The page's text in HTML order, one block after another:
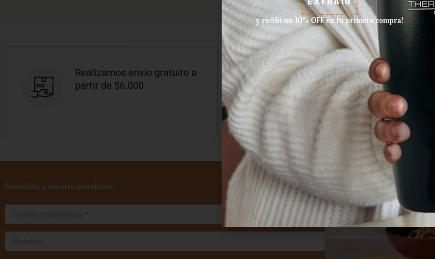
Realizamos envío gratuito a
partir de $6.000
Aceptamos pagos con tarjeta
de crédito, débito, efectivo, y
dinero disponible en Mercado
Pago.
Suscribite a nuestro newsletter.
y recibí un 10% OFF en tu primera compra!